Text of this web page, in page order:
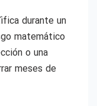
durante un
matemático
o una
meses de